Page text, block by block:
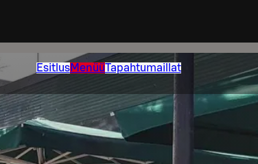
EsitlusMenüüTapahtumaillat